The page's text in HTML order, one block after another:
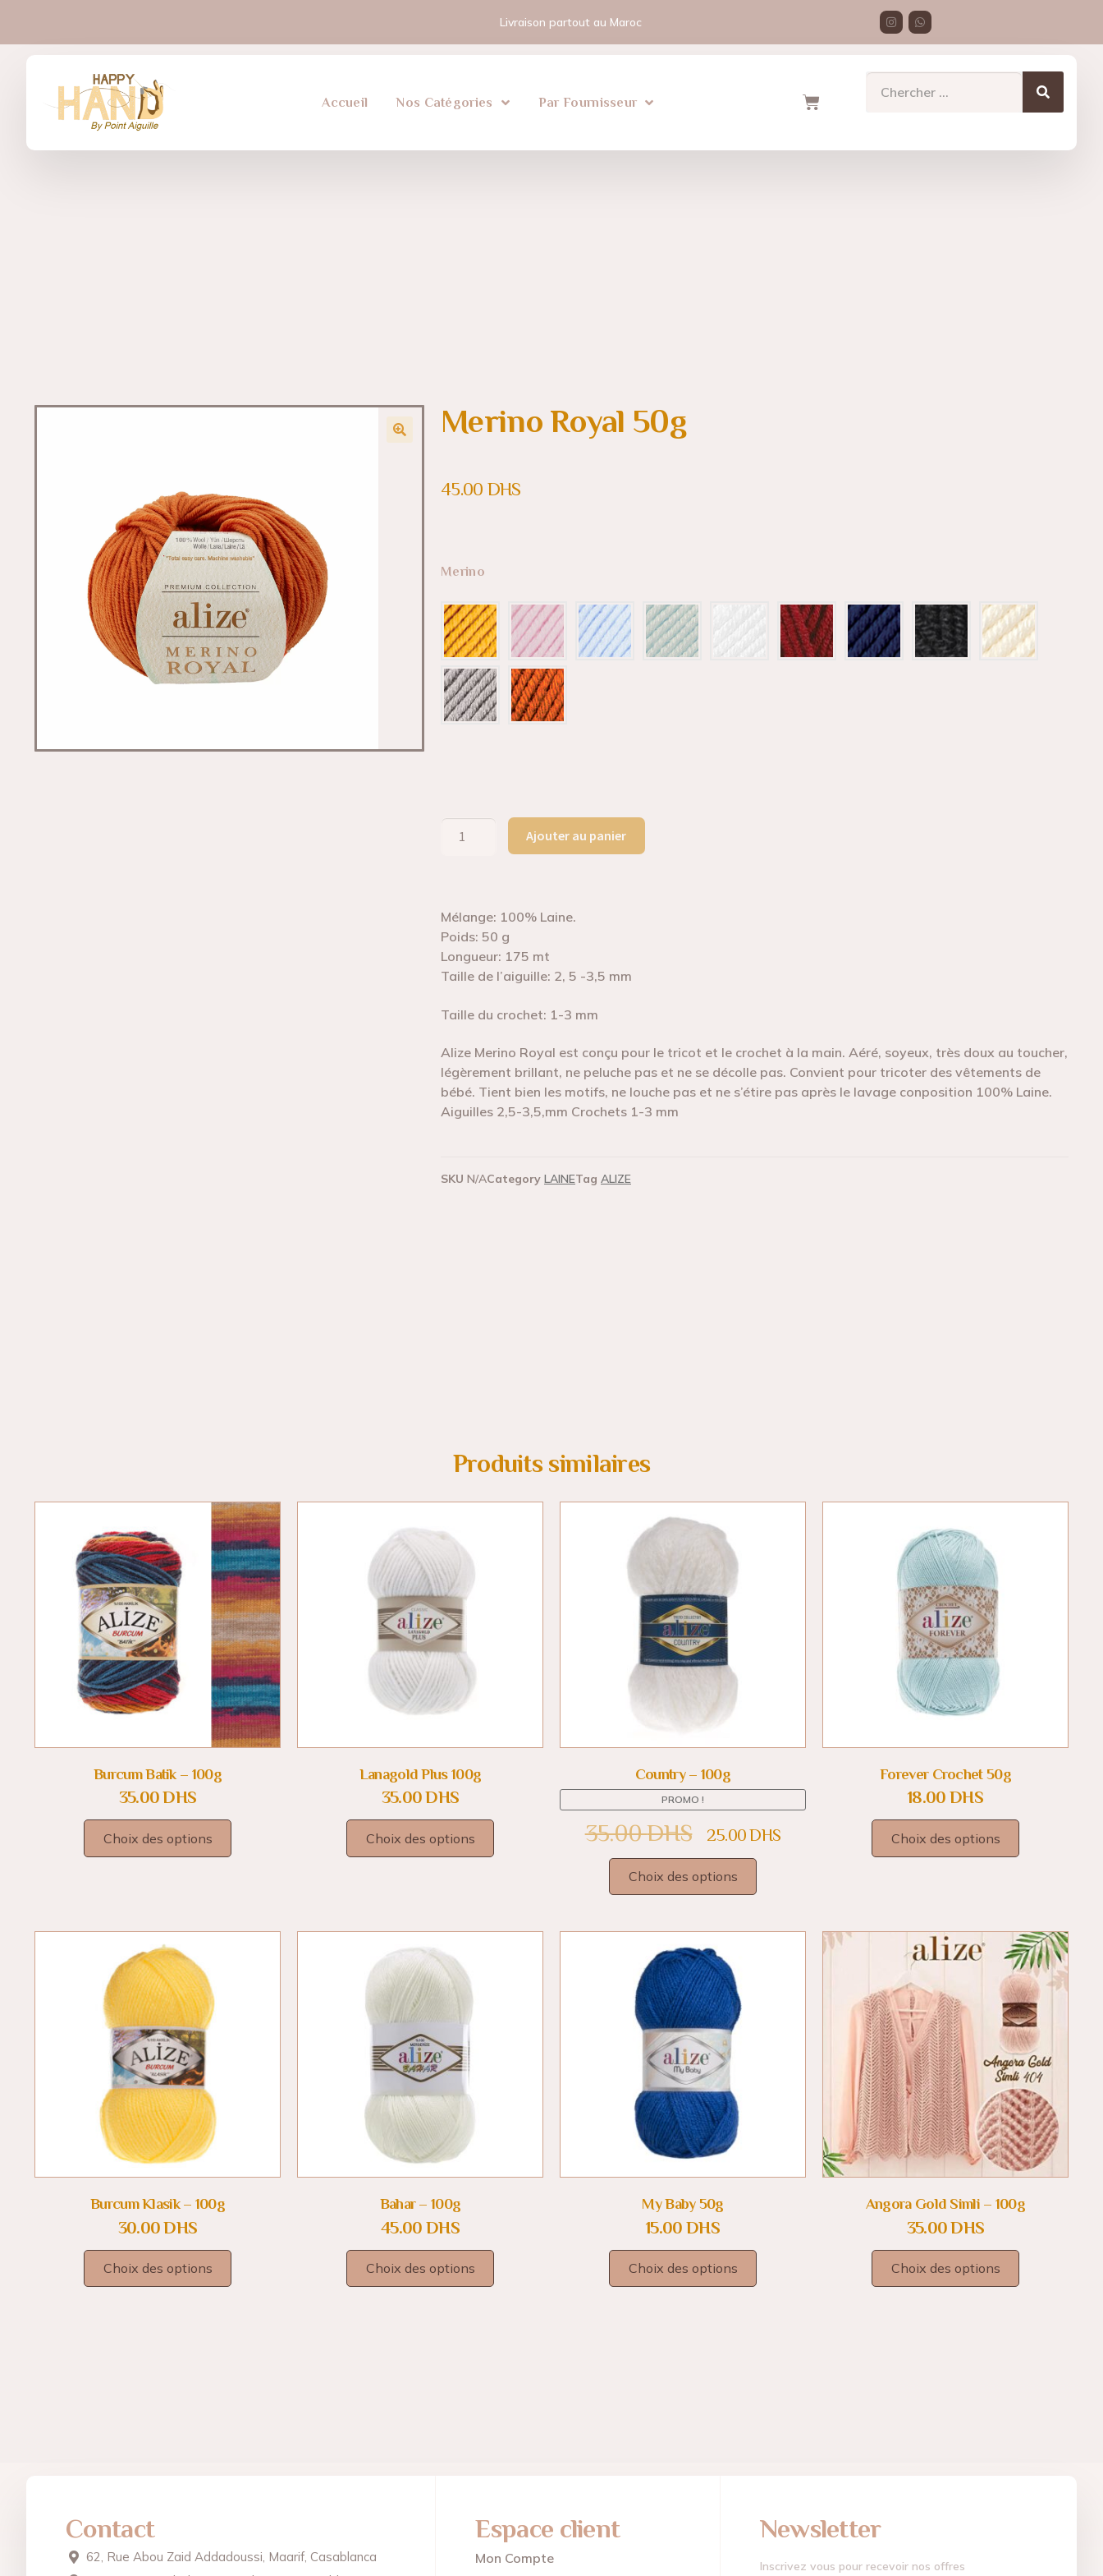
Livraison partout au Maroc
Accueil Nos Catégories Par Fournisseur
Merino Royal 50g
45.00 DHS
Merino
Ajouter au panier
Mélange: 100% Laine.
Poids: 50 g
Longueur: 175 mt
Taille de l’aiguille: 2, 5 -3,5 mm
Taille du crochet: 1-3 mm
Alize Merino Royal est conçu pour le tricot et le crochet à la main. Aéré, soyeux, très doux au toucher,
légèrement brillant, ne peluche pas et ne se décolle pas. Convient pour tricoter des vêtements de
bébé. Tient bien les motifs, ne louche pas et ne s’étire pas après le lavage conposition 100% Laine.
Aiguilles 2,5-3,5,mm Crochets 1-3 mm
SKU N/ACategory LAINETag ALIZE
Produits similaires
Burcum Batik – 100g
35.00DHS
Choix des options
Lanagold Plus 100g
35.00DHS
Choix des options
Country – 100g
PROMO !
35.00DHS 25.00DHS
Choix des options
Forever Crochet 50g
18.00 DHS
Choix des options
Burcum Klasik – 100g
30.00DHS
Choix des options
Bahar – 100g
45.00 DHS
Choix des options
My Baby 50g
15.00 DHS
Choix des options
Angora Gold Simli – 100g
35.00DHS
Choix des options
Contact
62, Rue Abou Zaid Addadoussi, Maarif, Casablanca
Espace client
Mon Compte
Newsletter
Inscrivez vous pour recevoir nos offres